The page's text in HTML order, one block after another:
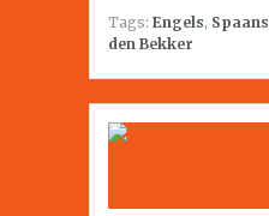
Tags: Engels, Spaans
den Bekker